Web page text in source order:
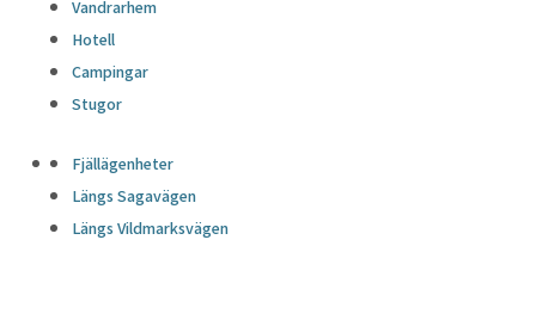
Vandrarhem
Hotell
Campingar
Stugor
Fjällägenheter
Längs Sagavägen
Längs Vildmarksvägen